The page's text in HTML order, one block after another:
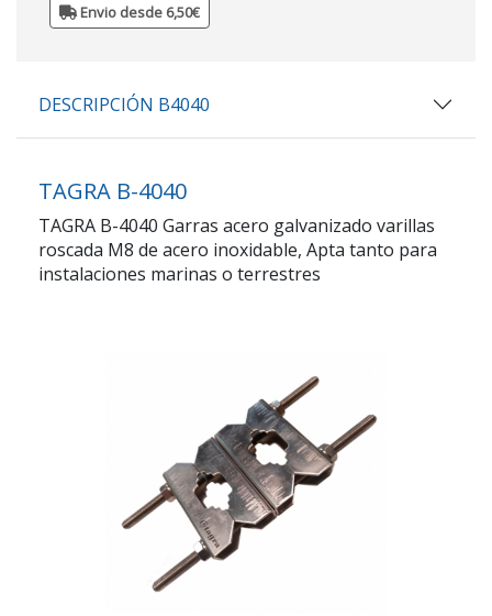
Envio desde 6,50€
DESCRIPCIÓN B4040
TAGRA B-4040
TAGRA B-4040 Garras acero galvanizado varillas
roscada M8 de acero inoxidable, Apta tanto para
instalaciones marinas o terrestres